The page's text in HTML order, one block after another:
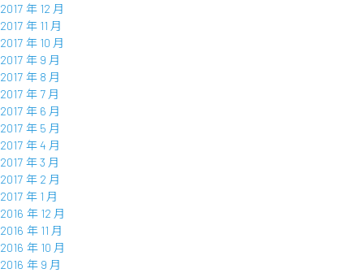
2017 年 12 月
2017 年 11 月
2017 年 10 月
2017 年 9 月
2017 年 8 月
2017 年 7 月
2017 年 6 月
2017 年 5 月
2017 年 4 月
2017 年 3 月
2017 年 2 月
2017 年 1 月
2016 年 12 月
2016 年 11 月
2016 年 10 月
2016 年 9 月